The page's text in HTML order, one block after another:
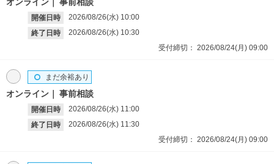
オンライン 事前相談
開催日時 2026/08/26(水) 10:00
終了日時
2026/08/26(水) 10:30
受付締切： 2026/08/24(月) 09:00
オンライン 事前相談
開催日時 2026/08/26(水) 11:00
終了日時
2026/08/26(水) 11:30
まだ余裕あり
受付締切： 2026/08/24(月) 09:00